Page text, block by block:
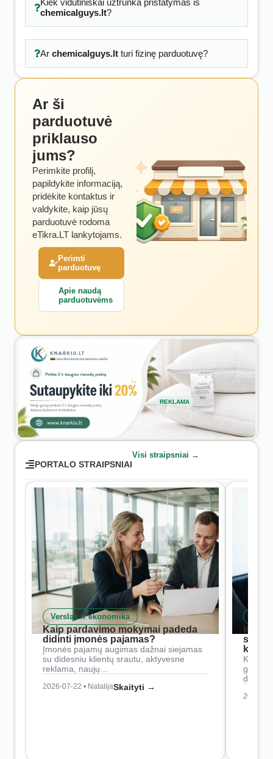
Kiek vidutiniškai užtrunka pristatymas iš
chemicalguys.lt?
Ar chemicalguys.ltturi fizinę parduotuvę?
Ar ši
parduotuvė
priklauso
jums?
Perimkite profilį,
papildykite informaciją,
pridėkite kontaktus ir
valdykite, kaip jūsų
parduotuvė rodoma
eTikra.LT lankytojams.
Perimti
parduotuvę
Apie naudą
parduotuvėms
REKLAMA
PORTALO STRAIPSNIAI
Visi straipsniai →
Verslas ir ekonomika
Kaip pardavimo mokymai padeda
didinti įmonės pajamas?
Įmonės pajamų augimas dažnai siejamas
su didesniu klientų srautu, aktyvesne
reklama, naujų…
2026-07-22 • NatalijaSkaityti →
Kaip
2026-